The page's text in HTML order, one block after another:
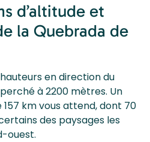
d’altitude et
la Quebrada de
en direction du
à 2200 mètres. Un
km vous attend, dont 70
des paysages les
ouest.